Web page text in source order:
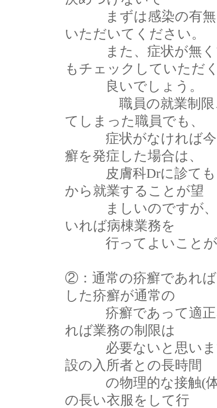
まずは感染の有無に
いただいてください。
また、症状が無くて
もチェックしていただ
良いでしょう。
職員の就業制限、
てしまった職員でも、
症状がなければ今ま
癬を発症した場合は、
皮膚科Drに診てもら
から就業することが望
ましいのですが、実
いれば病棟業務を
行ってよいことが
②：通常の疥癬であれ
した疥癬が通常の
疥癬であって適正な
れば業務の制限は
必要ないと思います
設の入所者との長時間
の物理的な接触(体
の長い衣服をして行